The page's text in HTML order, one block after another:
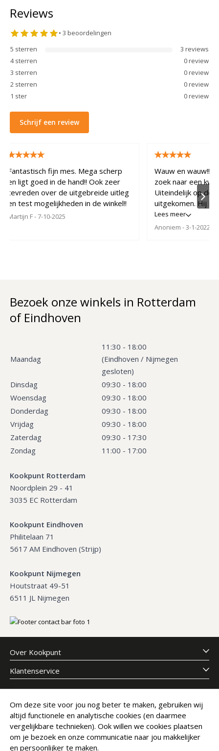
Reviews
• 3 beoordelingen
5 sterren 3 reviews
4 sterren 0review
3 sterren 0review
2 sterren 0review
1 ster 0review
Schrijf een review
Fantastisch fijn mes. Mega scherp
en ligt goed in de hand!! Ook zeer
tevreden over de uitgebreide uitleg
en test mogelijkheden in de winkel!!
Martijn F- 7-10-2025
Wauw en wauw!!
zoek naar een
Uiteindelijk op de
uitgekomen. Hij is
hakken en snijden
vergelijken met
Lees meer
Anoniem- 3-1-2022
Bezoek onze winkels in Rotterdam
of Eindhoven
Maandag
11:30 - 18:00
(Eindhoven / Nijmegen
gesloten)
Dinsdag
09:30 - 18:00
Woensdag
09:30 - 18:00
Donderdag
09:30 - 18:00
Vrijdag
09:30 - 18:00
Zaterdag
09:30 - 17:30
Zondag
11:00 - 17:00
Kookpunt Rotterdam
Noordplein 29 - 41
3035 EC Rotterdam
Kookpunt Eindhoven
Philitelaan 71
5617 AM Eindhoven (Strijp)
Kookpunt Nijmegen
Houtstraat 49-51
6511 JL Nijmegen
Over Kookpunt
Klantenservice
Meld je aan voor onze nieuwsbrief
E-mailadres
Abonneer
Om deze site voor jou nog beter te maken, gebruiken wij
altijd functionele en analytische cookies (en daarmee
vergelijkbare technieken). Ook willen we cookies plaatsen
om je bezoek en onze communicatie naar jou makkelijker
en persoonlijker te maken.